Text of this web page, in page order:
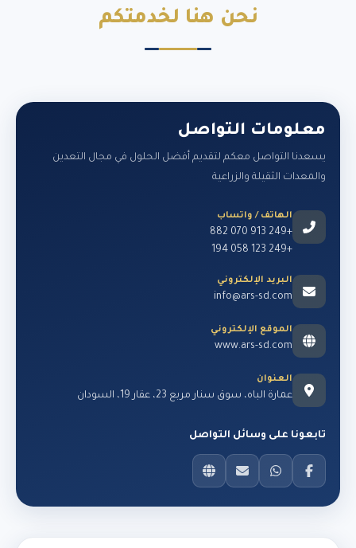
نحن هنا لخدمتكم
معلومات التواصل
يسعدنا التواصل معكم لتقديم أفضل الحلول في مجال التعدين
والمعدات الثقيلة والزراعية
الهاتف / واتساب
+249 913 070 882
+249 123 058 194
البريد الإلكتروني
info@ars-sd.com
الموقع الإلكتروني
www.ars-sd.com
العنوان
عمارة الباه، سوق سنار مربع 23، عقار 19، السودان
تابعونا على وسائل التواصل